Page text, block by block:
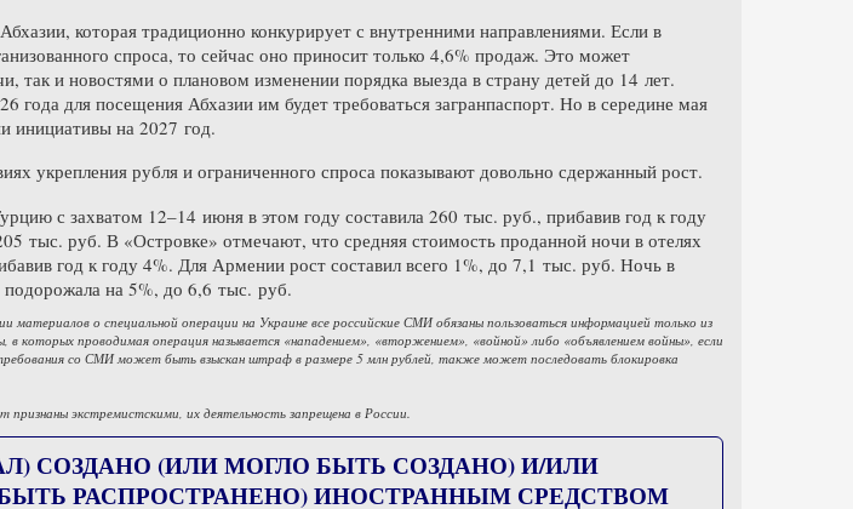
которая традиционно конкурирует с внутренними направлениями. Если в
спроса, то сейчас оно приносит только 4,6% продаж. Это может
так и новостями о плановом изменении порядка выезда в страну детей до 14 лет.
года для посещения Абхазии им будет требоваться загранпаспорт. Но в середине мая
инициативы на 2027 год.
укрепления рубля и ограниченного спроса показывают довольно сдержанный рост.
с захватом 12–14 июня в этом году составила 260 тыс. руб., прибавив год к году
тыс. руб. В «Островке» отмечают, что средняя стоимость проданной ночи в отелях
год к году 4%. Для Армении рост составил всего 1%, до 7,1 тыс. руб. Ночь в
на 5%, до 6,6 тыс. руб.
материалов о специальной операции на Украине все российские СМИ обязаны пользоваться информацией только из
проводимая операция называется «нападением», «вторжением», «войной» либо «объявлением войны», если
со СМИ может быть взыскан штраф в размере 5 млн рублей, также может последовать блокировка
экстремистскими, их деятельность запрещена в России.
СОЗДАНО (ИЛИ МОГЛО БЫТЬ СОЗДАНО) И/ИЛИ
РАСПРОСТРАНЕНО) ИНОСТРАННЫМ СРЕДСТВОМ